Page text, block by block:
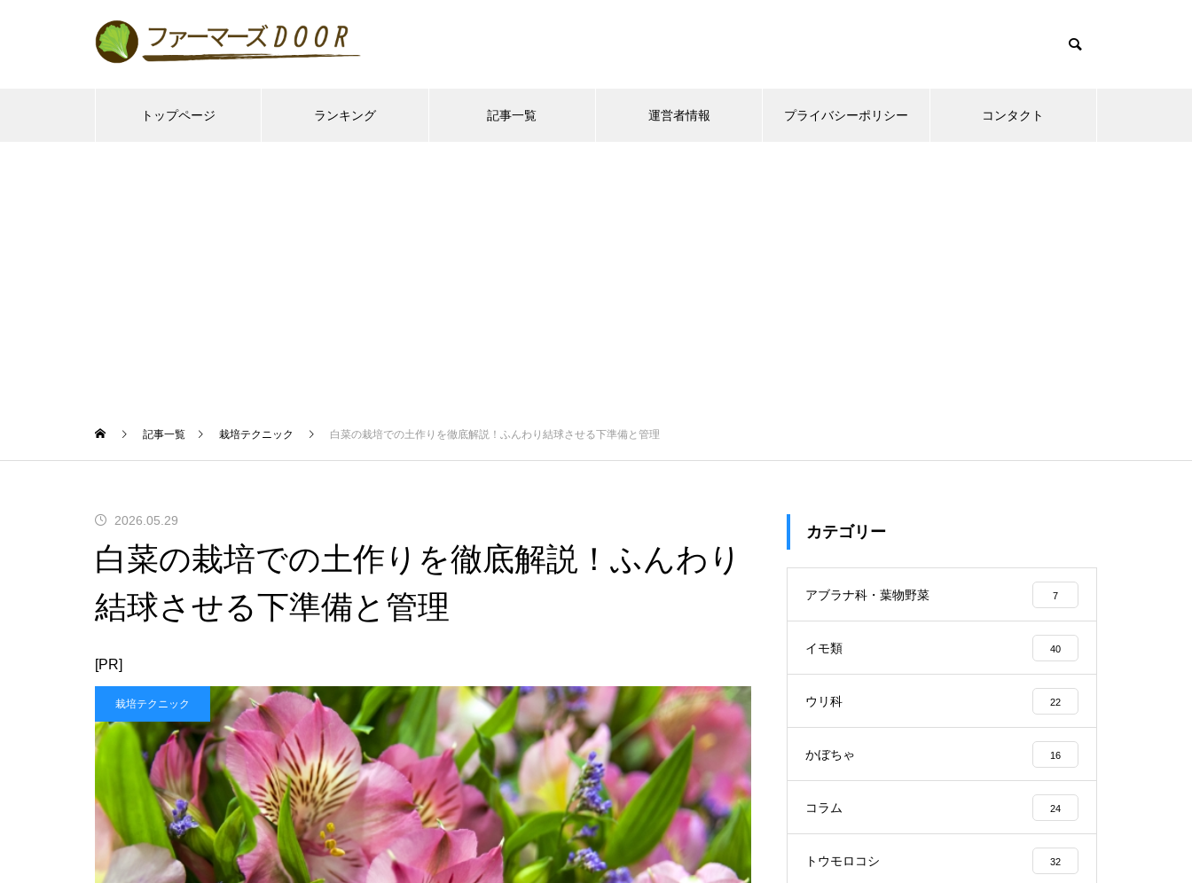
トップページ ランキング 記事一覧 運営者情報 プライバシーポリシー コンタクト
記事一覧 栽培テクニック 白菜の栽培での土作りを徹底解説！ふんわり結球させる下準備と管理
2026.05.29
白菜の栽培での土作りを徹底解説！ふんわり
結球させる下準備と管理
[PR]
栽培テクニック
カテゴリー
アブラナ科・葉物野菜 7
イモ類 40
ウリ科 22
かぼちゃ 16
コラム 24
トウモロコシ 32